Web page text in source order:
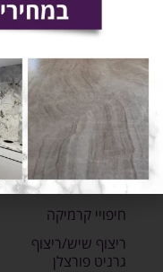
וואצאפ: 054-7304100
שעות פעילות: ימים
ימי שישי - 8:00-14:00
כרמל קרמיקה
חיפויי קרמיקה
ריצוף שיש/ריצוף
גרניט פורצלן